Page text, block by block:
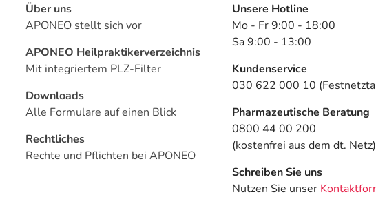
Über uns
APONEO stellt sich vor
APONEO Heilpraktikerverzeichnis
Mit integriertem PLZ-Filter
Downloads
Alle Formulare auf einen Blick
Rechtliches
Rechte und Pflichten bei APONEO
Unsere Hotline
Mo - Fr 9:00 - 18:00
Sa 9:00 - 13:00
Kundenservice
030 622 000 10
Pharmazeutische Beratung
0800 44 00 200
(kostenfrei aus dem dt. Netz)
Schreiben Sie uns
Nutzen Sie unser